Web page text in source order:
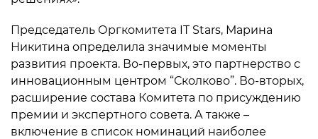
Председатель Оргкомитета IT Stars, Марина
Никитина определила значимые моменты
развития проекта. Во-первых, это партнерство с
инновационным центром “Сколково”. Во-вторых,
расширение состава Комитета по присуждению
премии и экспертного совета. А также –
включение в список номинаций наиболее